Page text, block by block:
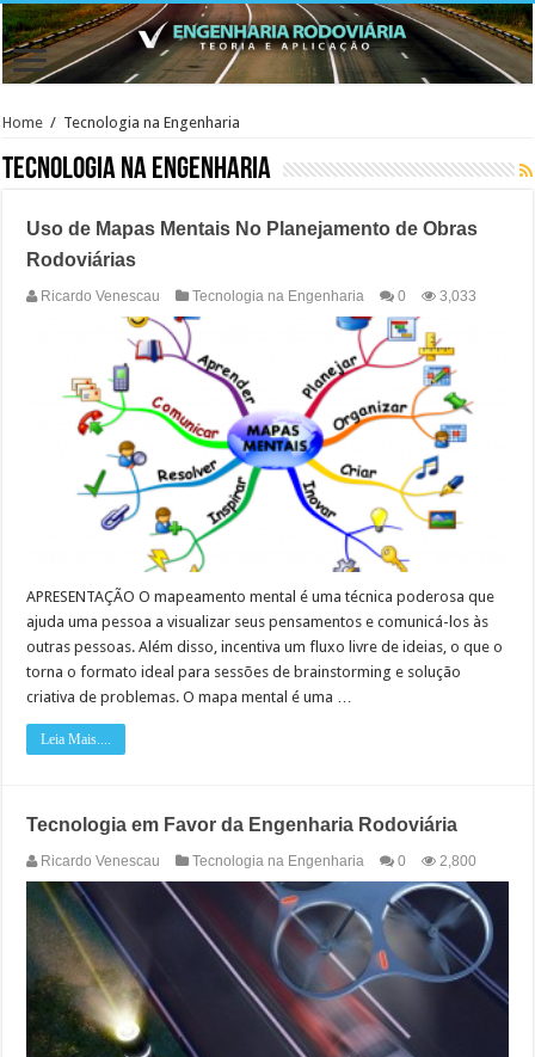
Home / Tecnologia na Engenharia
Tecnologia na Engenharia
Uso de Mapas Mentais No Planejamento de Obras
Rodoviárias
Ricardo Venescau Tecnologia na Engenharia 0 3,033
APRESENTAÇÃO O mapeamento mental é uma técnica poderosa que
ajuda uma pessoa a visualizar seus pensamentos e comunicá-los às
outras pessoas. Além disso, incentiva um fluxo livre de ideias, o que o
torna o formato ideal para sessões de brainstorming e solução
criativa de problemas. O mapa mental é uma …
Leia Mais....
Tecnologia em Favor da Engenharia Rodoviária
Ricardo Venescau Tecnologia na Engenharia 0 2,800